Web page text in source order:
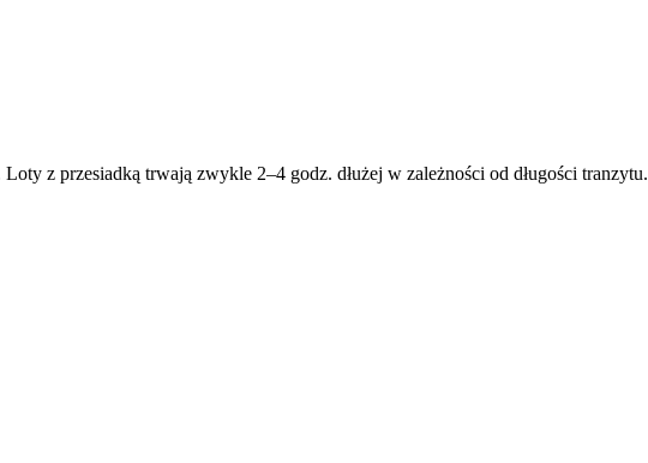
z przesiadką trwają zwykle 2–4 godz. dłużej w zależności od długości tranzytu.